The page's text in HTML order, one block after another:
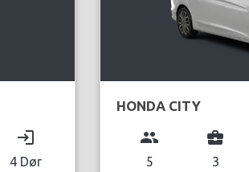
login
4 Dør
HONDA CITY
group
5
business_center
3